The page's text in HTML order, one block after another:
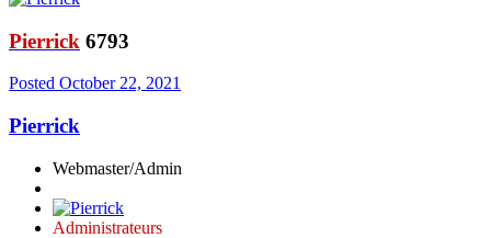
Pierrick 6793
Posted October 22, 2021
Pierrick
Webmaster/Admin
Administrateurs